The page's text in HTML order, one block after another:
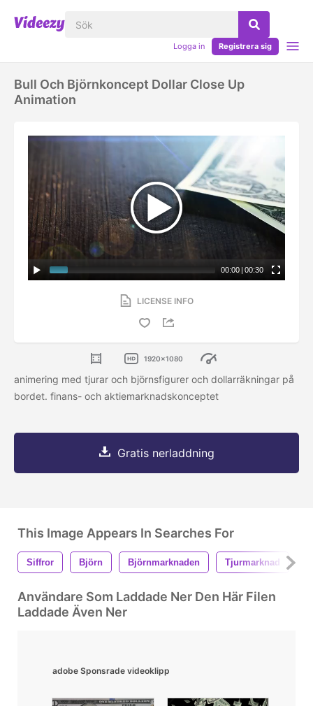
Logga in Registrera sig
Bull Och Björnkoncept Dollar Close Up
Animation
00:00 | 00:30
LICENSE INFO
1920x1080
animering med tjurar och björnsfigurer och dollarräkningar på
bordet. finans- och aktiemarknadskonceptet
Gratis nerladdning
This Image Appears In Searches For
Siffror Björn Björnmarknaden Tjurmarknad
Användare Som Laddade Ner Den Här Filen
Laddade Även Ner
adobe Sponsrade videoklipp